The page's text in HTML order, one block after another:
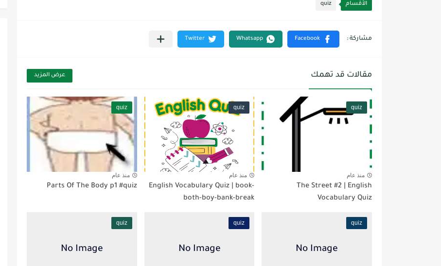
الأقسام quiz
مقالات قد تهمك عرض المزيد
quiz
منذ عام
The Street #2 | English
Vocabulary Quiz
quiz
منذ عام
English Vocabulary Quiz | book-
both-boy-bank-break
quiz
منذ عام
Parts Of The Body p1 #quiz
quiz
quiz
quiz